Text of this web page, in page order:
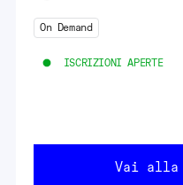
On Demand
ISCRIZIONI APERTE
Vai alla